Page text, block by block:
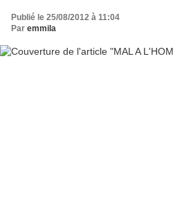
Publié le 25/08/2012 à 11:04
Par emmila